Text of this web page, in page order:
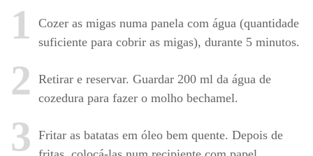
1
Cozer as migas numa panela com água (quantidade
suficiente para cobrir as migas), durante 5 minutos.
2
Retirar e reservar. Guardar 200 ml da água de
cozedura para fazer o molho bechamel.
3 Fritar as batatas em óleo bem quente. Depois de